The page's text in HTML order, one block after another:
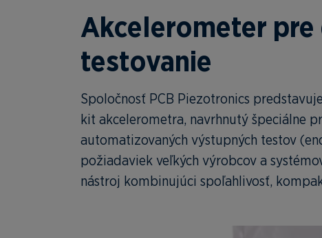
Akcelerometer
testovanie
Spoločnosť PCB Piezotronics
kit akcelerometra, navrhnutý špeciálne
automatizovaných výstupných testov
požiadaviek veľkých výrobcov a
nástroj kombinujúci spoľahlivosť,